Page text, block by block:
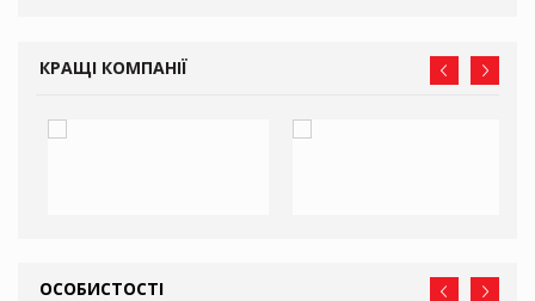
КРАЩІ КОМПАНІЇ
ОСОБИСТОСТІ